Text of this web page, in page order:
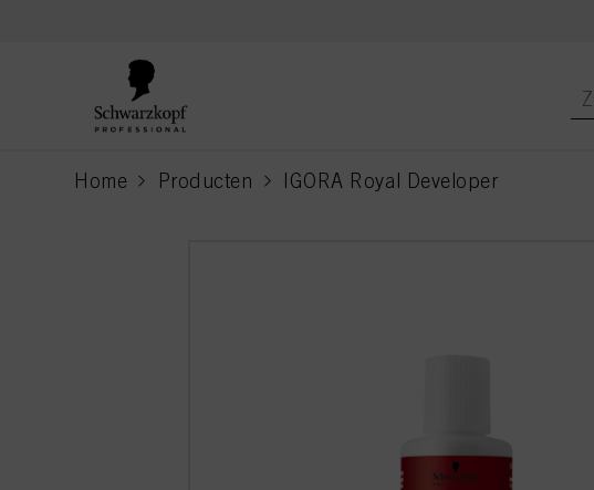
Home Producten IGORA Royal Developer
current page